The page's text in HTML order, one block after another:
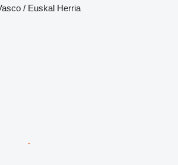
/ Euskal Herria